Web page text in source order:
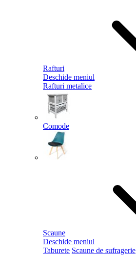
Rafturi
Deschide meniul
Rafturi metalice
Comode
Scaune
Deschide meniul
Taburete Scaune de sufragerie